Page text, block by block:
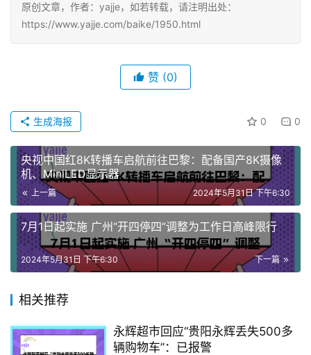
原创文章，作者：yajje，如若转载，请注明出处：
https://www.yajje.com/baike/1950.html
赞 (0)
0 0
生成海报
央视中国红8K转播车启航前往巴黎：配备国产8K摄像
机、MiniLED显示器
上一篇 2024年5月31日 下午6:30
7月1日起实施 广州“开四停四”调整为工作日高峰限行
下一篇
2024年5月31日 下午6:30
相关推荐
永辉超市回应“贵阳永辉丢失500多
辆购物车”：已报警